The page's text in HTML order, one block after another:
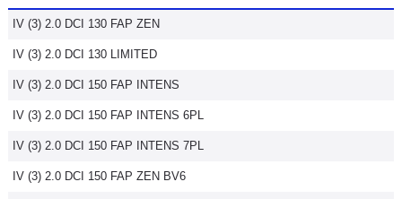
Utilitaires
Flottes
Auto
Services
Forum
IV (3) 2.0 DCI 130 FAP ZEN
IV (3) 2.0 DCI 130 LIMITED
IV (3) 2.0 DCI 150 FAP INTENS
IV (3) 2.0 DCI 150 FAP INTENS 6PL
IV (3) 2.0 DCI 150 FAP INTENS 7PL
IV (3) 2.0 DCI 150 FAP ZEN BV6